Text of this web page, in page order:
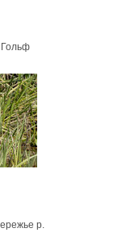
Гольф
р.